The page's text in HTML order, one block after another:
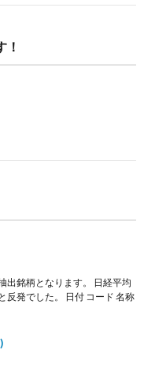
出銘柄となります。 日経平均
発でした。 日付 コード 名称